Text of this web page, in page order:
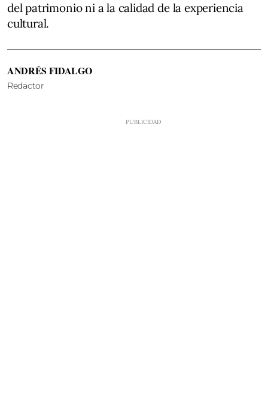
del patrimonio ni a la calidad de la experiencia
cultural.
ANDRÉS FIDALGO
Redactor